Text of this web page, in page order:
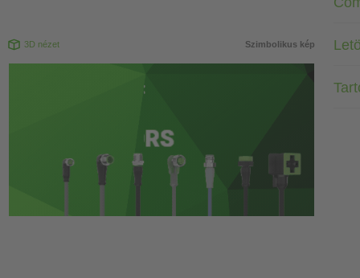
3D nézet Szimbolikus kép